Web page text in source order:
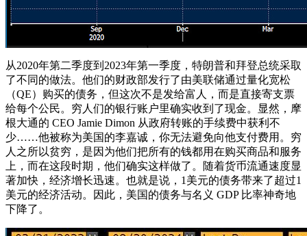
从2020年第二季度到2023年第一季度，特朗普和拜登总统采取
了不同的做法。他们的财政部发行了由美联储通过量化宽松
（QE）购买的债务，但这次不是发给富人，而是直接寄支票
给每个公民。穷人们的银行账户里确实收到了现金。显然，摩
根大通的 CEO Jamie Dimon 从政府转账的手续费中获利不
少……他被称为美国的李嘉诚，你无法避免向他支付费用。穷
人之所以贫穷，是因为他们把所有的钱都用在购买商品和服务
上，而在这段时期，他们确实这样做了。随着货币流通速度显
著加快，经济增长迅速。也就是说，1美元的债务带来了超过1
美元的经济活动。因此，美国的债务与名义 GDP 比率神奇地
下降了。